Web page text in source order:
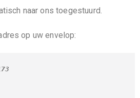
naar ons toegestuurd.
op uw envelop: